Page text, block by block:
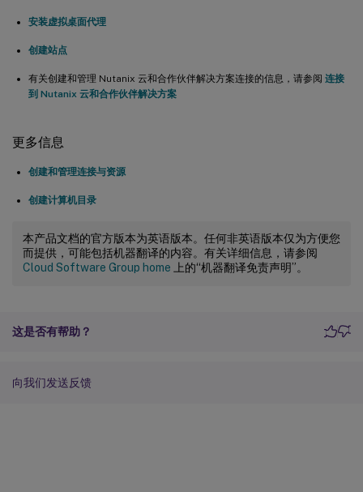
安装虚拟桌面代理
创建站点
有关创建和管理 Nutanix 云和合作伙伴解决方案连接的信息，请参阅 连接
到 Nutanix 云和合作伙伴解决方案
更多信息
创建和管理连接与资源
创建计算机目录
本产品文档的官方版本为英语版本。任何非英语版本仅为方便您
而提供，可能包括机器翻译的内容。有关详细信息，请参阅
Cloud Software Group home 上的“机器翻译免责声明”。
这是否有帮助？
向我们发送反馈